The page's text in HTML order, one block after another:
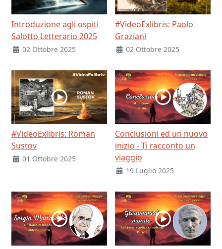
Introduzione agli ospiti -
Salotto Letterario 2025
02 Ottobre 2025
#VideoExlibris: Paolo
Graziani
02 Ottobre 2025
#VideoExlibris: Roman
Sustov
01 Ottobre 2025
Conclusioni ed un nuovo
inizio - Ti racconto un
viaggio
19 Luglio 2025